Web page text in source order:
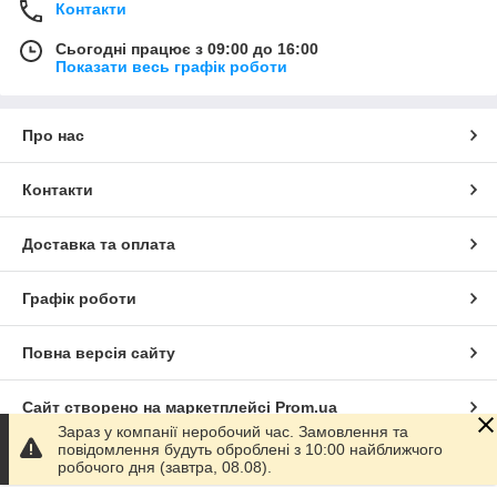
Контакти
Сьогодні працює з 09:00 до 16:00
Показати весь графік роботи
Про нас
Контакти
Доставка та оплата
Графік роботи
Повна версія сайту
Сайт створено на маркетплейсі Prom.ua
Політика конфіденційності
Зараз у компанії неробочий час. Замовлення та
повідомлення будуть оброблені з 10:00 найближчого
робочого дня (завтра, 08.08).